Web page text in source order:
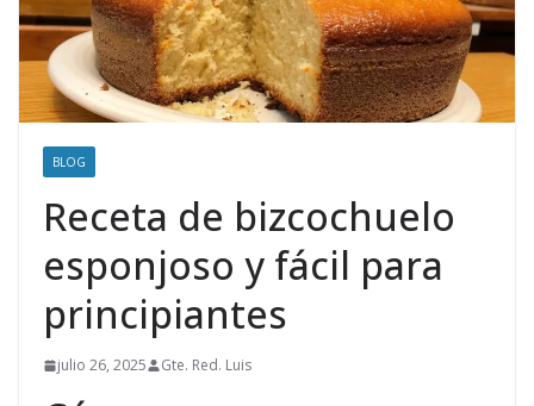
BLOG
Receta de bizcochuelo
esponjoso y fácil para
principiantes
julio 26, 2025 Gte. Red. Luis